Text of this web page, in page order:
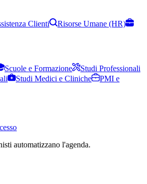
Clienti
Risorse Umane (HR)
Scuole e Formazione
Studi Professionali
Studi Medici e Cliniche
PMI e
automatizzano l'agenda.